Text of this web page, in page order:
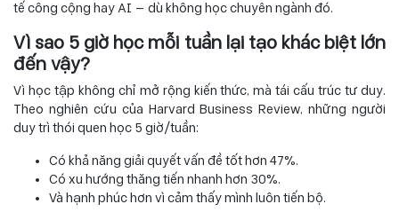
tế công cộng hay AI — dù không học chuyên ngành đó.
Vì sao 5 giờ học mỗi tuần lại tạo khác biệt lớn
đến vậy?
Vì học tập không chỉ mở rộng kiến thức, mà tái cấu trúc tư duy.
Theo nghiên cứu của Harvard Business Review, những người
duy trì thói quen học 5 giờ/tuần:
Có khả năng giải quyết vấn đề tốt hơn 47%.
Có xu hướng thăng tiến nhanh hơn 30%.
Và hạnh phúc hơn vì cảm thấy mình luôn tiến bộ.